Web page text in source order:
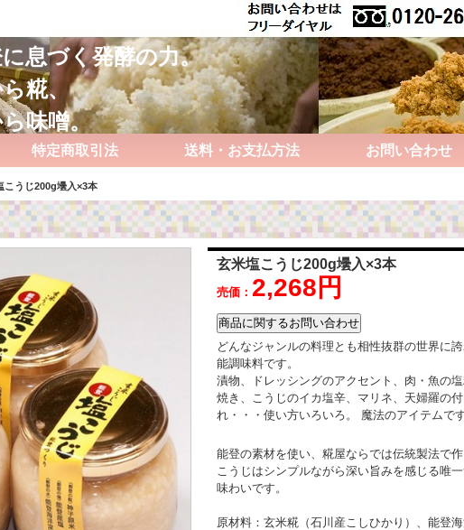
息づく発酵の力。
糀、
味噌。
特定商取引法 送料・お支払方法 お問い合わせ
こうじ200g壜入×3本
玄米塩こうじ200g壜入×3本
売価： 2,268円
どんなジャンルの料理とも相性抜群の世界に
能調味料です。
漬物、ドレッシングのアクセント、肉・魚の
焼き、こうじのイカ塩辛、マリネ、天婦羅の
れ・・・使い方いろいろ。 魔法のアイテムです
能登の素材を使い、糀屋ならでは伝統製法で
こうじはシンプルながら深い旨みを感じる唯
味わいです。
原材料：玄米糀（石川産こしひかり）、能登